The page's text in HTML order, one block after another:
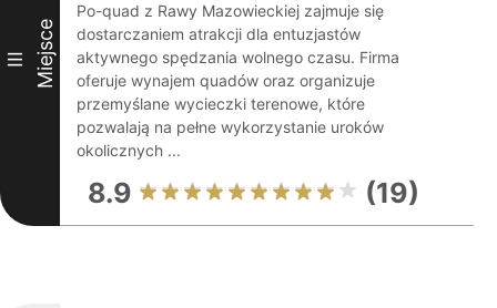
III Miejsce
Po-quad z Rawy Mazowieckiej zajmuje się
dostarczaniem atrakcji dla entuzjastów
aktywnego spędzania wolnego czasu. Firma
oferuje wynajem quadów oraz organizuje
przemyślane wycieczki terenowe, które
pozwalają na pełne wykorzystanie uroków
okolicznych ...
8.9 (19)